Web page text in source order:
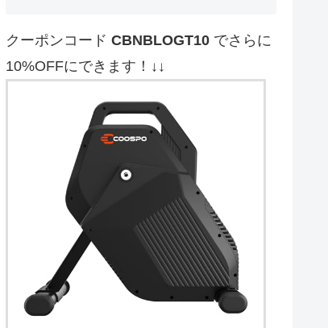
クーポンコード CBNBLOGT10 でさらに
10%OFFにできます！↓↓